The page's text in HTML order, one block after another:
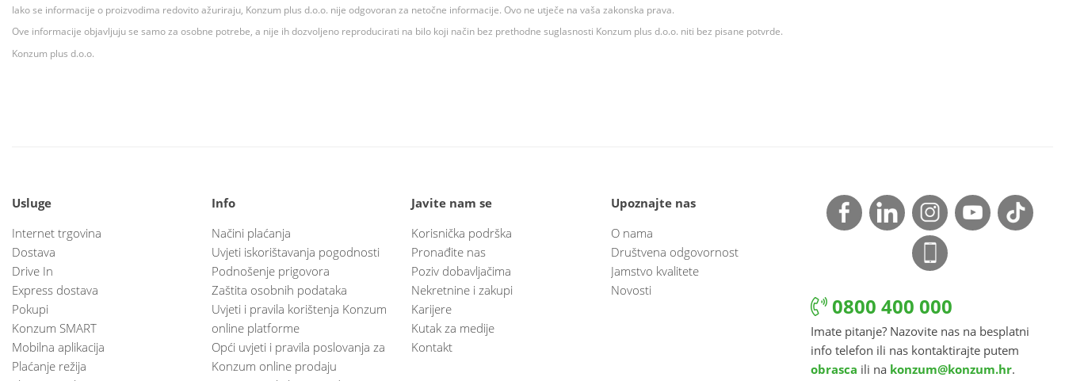
Iako se informacije o proizvodima redovito ažuriraju, Konzum plus d.o.o. nije odgovoran za netočne informacije. Ovo ne utječe na vaša zakonska prava.
Ove informacije objavljuju se samo za osobne potrebe, a nije ih dozvoljeno reproducirati na bilo koji način bez prethodne suglasnosti Konzum plus d.o.o. niti bez pisane potvrde.
Konzum plus d.o.o.
Usluge
Internet trgovina
Dostava
Drive In
Express dostava
Pokupi
Konzum SMART
Mobilna aplikacija
Plaćanje režija
Info
Načini plaćanja
Uvjeti iskorištavanja pogodnosti
Podnošenje prigovora
Zaštita osobnih podataka
Uvjeti i pravila korištenja Konzum
online platforme
Opći uvjeti i pravila poslovanja za
Konzum online prodaju
Javite nam se
Korisnička podrška
Pronađite nas
Poziv dobavljačima
Nekretnine i zakupi
Karijere
Kutak za medije
Kontakt
Upoznajte nas
O nama
Društvena odgovornost
Jamstvo kvalitete
Novosti
0800 400 000
Imate pitanje? Nazovite nas na besplatni
info telefon ili nas kontaktirajte putem
obrasca ili na konzum@konzum.hr.